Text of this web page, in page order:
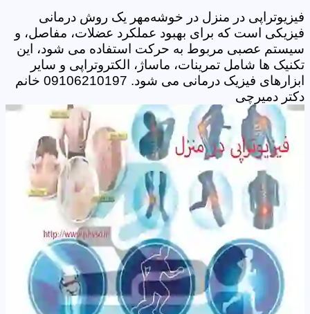
فیزیوتراپی در منزل در خوشه‌مهر یک روش درمانی
فیزیکی است که برای بهبود عملکرد عضلات، مفاصل، و
سیستم عصبی مربوط به حرکت استفاده می شود، این
تکنیک ها شامل تمرینات، ماساژ، الکتروتراپی و سایر
ابزارهای فیزیک درمانی می شود. 09106210197 خانم
دکتر دمیرچی